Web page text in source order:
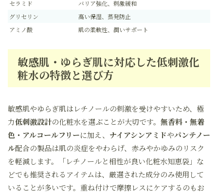
セラミド
バリア強化、刺激緩和
グリセリン
高い保湿、蒸発防止
アミノ酸
肌の柔軟性、潤いサポート
敏感肌・ゆらぎ肌に対応した低刺激化
粧水の特徴と選び方
敏感肌やゆらぎ肌はレチノールの刺激を受けやすいため、極
力低刺激設計の化粧水を選ぶことが大切です。 無香料・無着
色・アルコールフリーに加え、 ナイアシンアミドやパンテノー
ル配合の製品は肌の炎症をやわらげ、赤みやかゆみのリスク
を軽減します。「レチノールと相性が良い化粧水知恵袋」な
どでも推奨されるアイテムは、厳選された成分のみ使用して
いることが多いです。重ね付けで摩擦レスにケアするのもお